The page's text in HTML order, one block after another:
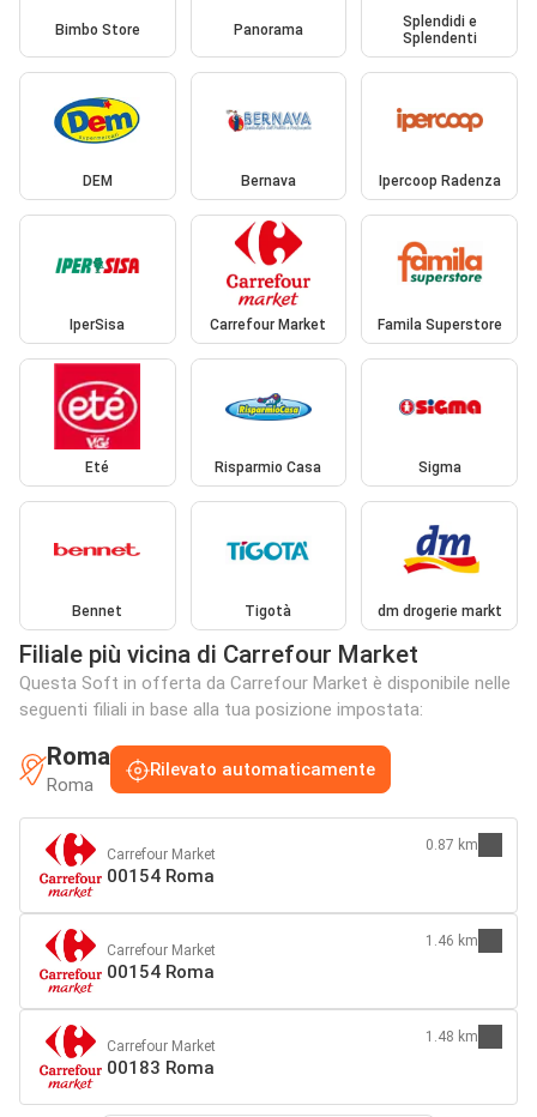
Bimbo Store Panorama
Splendidi e
Splendenti
DEM Bernava Ipercoop Radenza
IperSisa Carrefour Market Famila Superstore
Eté Risparmio Casa Sigma
Bennet Tigotà dm drogerie markt
Filiale più vicina di Carrefour Market
Questa Soft in offerta da Carrefour Market è disponibile nelle
seguenti filiali in base alla tua posizione impostata:
Roma
Roma
Rilevato automaticamente
Carrefour Market
00154 Roma
0.87 km
Carrefour Market
00154 Roma
1.46 km
Carrefour Market
00183 Roma
1.48 km